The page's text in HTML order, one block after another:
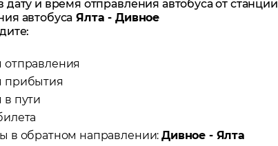
дату и время отправления автобуса от станции
автобуса Ялта - Дивное
отправления
прибытия
в пути
в обратном направлении:Дивное - Ялта